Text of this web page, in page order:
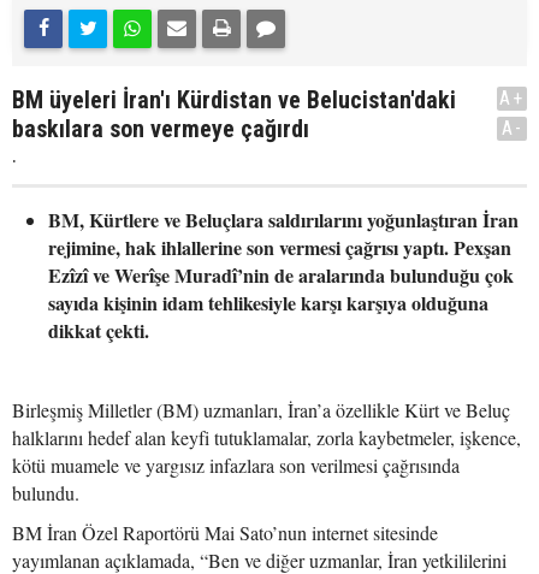
BM üyeleri İran'ı Kürdistan ve Belucistan'daki
baskılara son vermeye çağırdı
.
A+
A-
BM, Kürtlere ve Beluçlara saldırılarını yoğunlaştıran İran
rejimine, hak ihlallerine son vermesi çağrısı yaptı. Pexşan
Ezîzî ve Werîşe Muradî’nin de aralarında bulunduğu çok
sayıda kişinin idam tehlikesiyle karşı karşıya olduğuna
dikkat çekti.
Birleşmiş Milletler (BM) uzmanları, İran’a özellikle Kürt ve Beluç
halklarını hedef alan keyfi tutuklamalar, zorla kaybetmeler, işkence,
kötü muamele ve yargısız infazlara son verilmesi çağrısında
bulundu.
BM İran Özel Raportörü Mai Sato’nun internet sitesinde
yayımlanan açıklamada, “Ben ve diğer uzmanlar, İran yetkililerini